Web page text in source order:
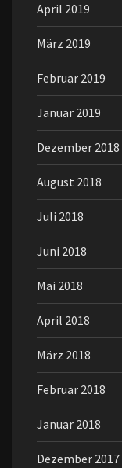
April 2019
März 2019
Februar 2019
Januar 2019
Dezember 2018
August 2018
Juli 2018
Juni 2018
Mai 2018
April 2018
März 2018
Februar 2018
Januar 2018
Dezember 2017